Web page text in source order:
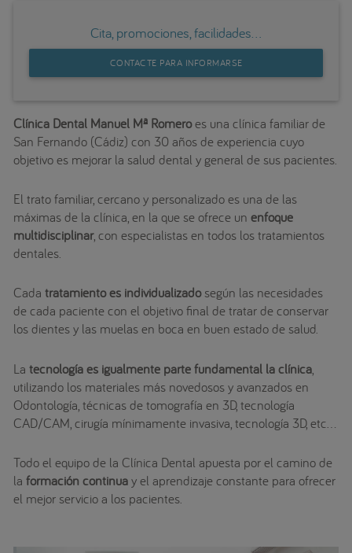
Cita, promociones, facilidades...
CONTACTE PARA INFORMARSE
Clínica Dental Manuel Mª Romeroes una clínica familiar de
San Fernando (Cádiz) con 30 años de experiencia cuyo
objetivo es mejorar la salud dental y general de sus pacientes.
El trato familiar, cercano y personalizado es una de las
máximas de la clínica, en la que se ofrece un enfoque
multidisciplinar, con especialistas en todos los tratamientos
dentales.
Cada tratamiento es individualizadosegún las necesidades
de cada paciente con el objetivo final de tratar de conservar
los dientes y las muelas en boca en buen estado de salud.
La tecnología es igualmente parte fundamental la clínica
utilizando los materiales más novedosos y avanzados en
Odontología, técnicas de tomografía en 3D, tecnología
CAD/CAM, cirugía mínimamente invasiva, tecnología 3D, etc…
Todo el equipo de la Clínica Dental apuesta por el camino de
la formación continuay el aprendizaje constante para ofrecer
el mejor servicio a los pacientes.